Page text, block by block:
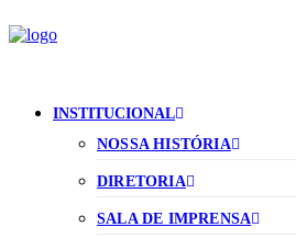
INSTITUCIONAL
NOSSA HISTÓRIA
DIRETORIA
SALA DE IMPRENSA